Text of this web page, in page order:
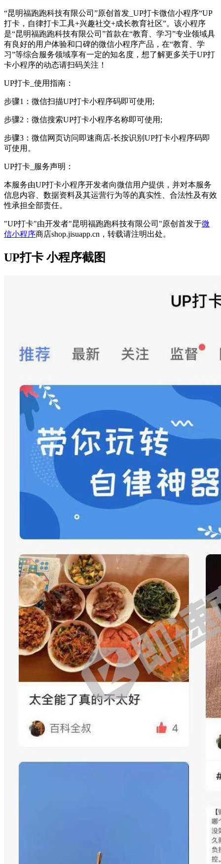
“昆明福跑跑科技有限公司”原创首发_UP打卡微信小程序“UP
打卡，自律打卡工具+兴趣社交+成长教育社区”。该小程序
是“昆明福跑跑科技有限公司”首款在“教育、学习”专业领域具
有良好的用户体验和口碑的微信小程序产品，在“教育、学
习”等综合服务领域享有一定的知名度，想了解更多关于UP打
卡小程序的动态请扫码关注！
UP打卡_使用指南：
步骤1：微信扫描UP打卡小程序码即可使用;
步骤2：微信搜索UP打卡小程序名称即可使用;
步骤3：微信网页访问即速商店-长按识别UP打卡小程序码即
可使用。
UP打卡_服务声明：
本服务由UP打卡小程序开发者向微信用户提供，并对本服务
信息内容、数据资料及其运营行为等的真实性、合法性及有效
性承担全部责任。
"UP打卡"由开发者"昆明福跑跑科技有限公司"原创首发于微
信小程序商店shop.jisuapp.cn，转载请注明出处。
UP打卡 小程序截图